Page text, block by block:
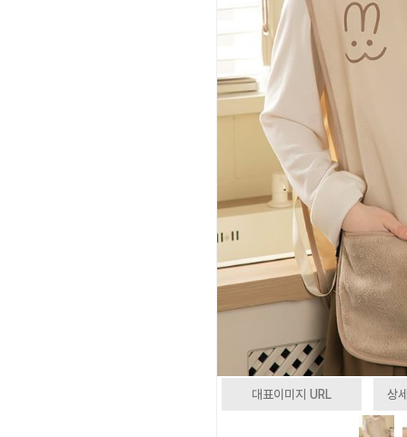
대표이미지 URL 상